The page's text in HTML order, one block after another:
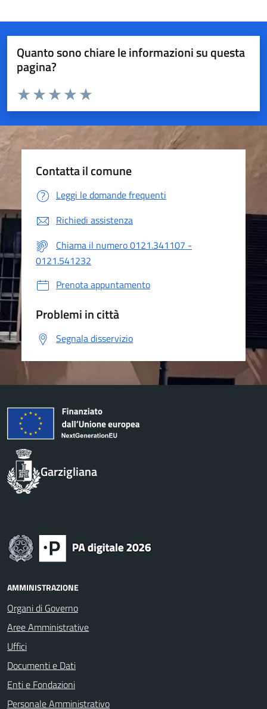
Quanto sono chiare le informazioni su questa
pagina?
Valuta da 1 a 5 stelle la pagina
Valuta 5 stelle su 5
Valuta 4 stelle su 5
Valuta 3 stelle su 5
Valuta 2 stelle su 5
Valuta 1 stelle su 5
Contatta il comune
Leggi le domande frequenti
Richiedi assistenza
Chiama il numero 0121.341107 -
0121.541232
Prenota appuntamento
Problemi in città
Segnala disservizio
Garzigliana
AMMINISTRAZIONE
Organi di Governo
Aree Amministrative
Uffici
Documenti e Dati
Enti e Fondazioni
Personale Amministrativo